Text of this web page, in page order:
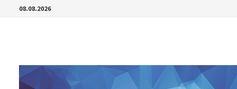
Перейти08.08.2026